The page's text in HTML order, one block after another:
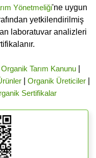
Yönetmeliği'ne uygun
yetkilendirilmiş
laboratuvar analizleri
Organik Tarım Kanunu|
| Organik Üreticiler|
Sertifikalar